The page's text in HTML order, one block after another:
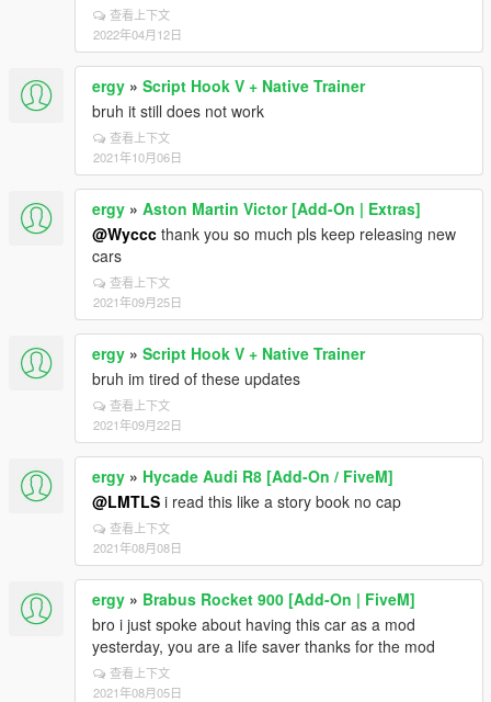
查看上下文
2022年04月12日
ergy » Script Hook V + Native Trainer
bruh it still does not work
查看上下文
2021年10月06日
ergy » Aston Martin Victor [Add-On | Extras]
@Wyccc thank you so much pls keep releasing new
cars
查看上下文
2021年09月25日
ergy » Script Hook V + Native Trainer
bruh im tired of these updates
查看上下文
2021年09月22日
ergy » Hycade Audi R8 [Add-On / FiveM]
@LMTLS i read this like a story book no cap
查看上下文
2021年08月08日
ergy » Brabus Rocket 900 [Add-On | FiveM]
bro i just spoke about having this car as a mod
yesterday, you are a life saver thanks for the mod
查看上下文
2021年08月05日